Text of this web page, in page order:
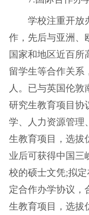
学校注重开放办
作，先后与亚洲、
国家和地区近百所
留学生等合作关系
人。已与英国伦
研究生教育项目协
学、人力资源管理
生教育项目，选拔
业后可获得中国三
校的硕士文凭;拟
定合作办学协议，
生教育项目，选拔